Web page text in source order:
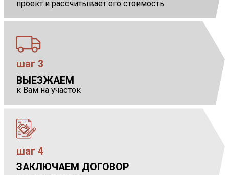
проект и рассчитывает его стоимость
ЗАКЛЮЧАЕМ ДОГОВОР
шаг 4
ВЫЕЗЖАЕМ
к Вам на участок
шаг 3